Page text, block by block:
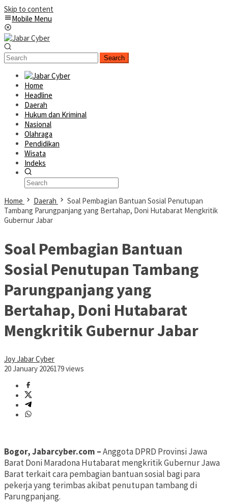
Skip to content
Mobile Menu
Search
Home
Headline
Daerah
Hukum dan Kriminal
Nasional
Olahraga
Pendidikan
Wisata
Indeks
Home Daerah
Soal Pembagian Bantuan Sosial Penutupan
Tambang Parungpanjang yang Bertahap, Doni Hutabarat Mengkritik
Gubernur Jabar
Soal Pembagian Bantuan
Sosial Penutupan Tambang
Parungpanjang yang
Bertahap, Doni Hutabarat
Mengkritik Gubernur Jabar
Joy Jabar Cyber
20 January 2026179 views
Bogor, Jabarcyber.com –Anggota DPRD Provinsi Jawa
Barat Doni Maradona Hutabarat mengkritik Gubernur Jawa
Barat terkait cara pembagian bantuan sosial bagi para
pekerja yang terimbas akibat penutupan tambang di
Parungpanjang.